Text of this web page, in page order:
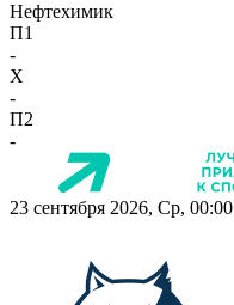
Нефтехимик
П1
-
X
-
П2
-
23 сентября 2026, Ср, 00:00